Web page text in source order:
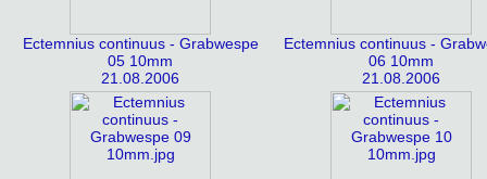
Ectemnius continuus - Grabwespe
05 10mm
21.08.2006
Ectemnius continuus -
06 10mm
21.08.2006